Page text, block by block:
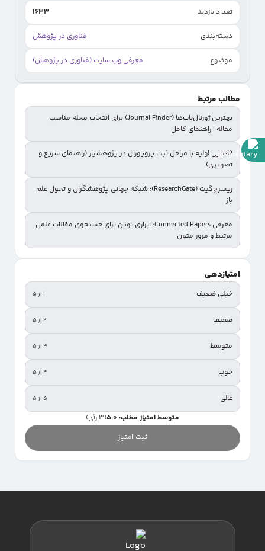
تعداد بازدید 1633
دسته‌بندی فناوری در پژوهش
موضوع معرفی وب سایت (فناوری در پژوهش)
مطالب مرتبط
بهترین ژورنال‌یاب‌ها (Journal Finder) برای انتخاب مجله مناسب
مقاله | راهنمای کامل
آشنایی اولیه با مراحل ثبت پروپوزال در پژوهشیار (راهنمای سریع و
تصویری)
ریسرچ‌گیت (ResearchGate)؛ شبکه جهانی پژوهشگران و تحول علم
باز
معرفی Connected Papers: ابزاری نوین برای جستجوی مقالات علمی
مرتبط و مرور متون
امتیازدهی
خیلی ضعیف ۱ از ۵
ضعیف ۲ از ۵
متوسط ۳ از ۵
خوب ۴ از ۵
عالی ۵ از ۵
متوسط امتیاز مطلب: 5.0
(3 رأی)
ثبت امتیاز